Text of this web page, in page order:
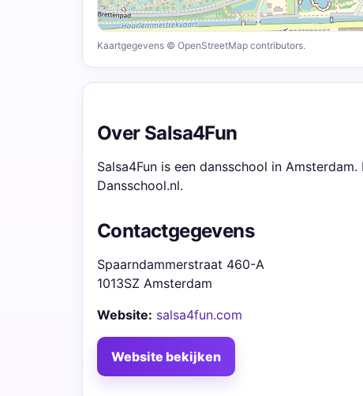
Kaartgegevens © OpenStreetMap contributors.
Over Salsa4Fun
Salsa4Fun is een dansschool in
Dansschool.nl.
Contactgegevens
Spaarndammerstraat 460-A
1013SZ Amsterdam
Website: salsa4fun.com
Website bekijken